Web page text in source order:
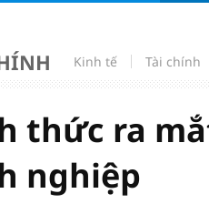
10:10 Giá vàng
nảy lửa
09:15 Đề xuất
Kinh tế Tài chính
thức ra
nghiệp